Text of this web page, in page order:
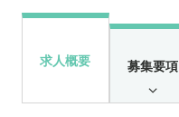
求人概要 募集要項